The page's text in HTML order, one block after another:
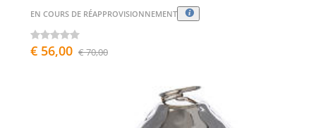
EN COURS DE RÉAPPROVISIONNEMENT
€ 56,00 € 70,00